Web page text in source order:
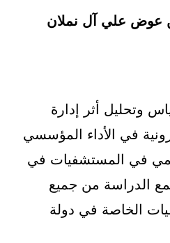
عوض علي آل نملان
وتحليل أثر إدارة
في الأداء المؤسسي
في المستشفيات في
الدراسة من جميع
الخاصة في دولة